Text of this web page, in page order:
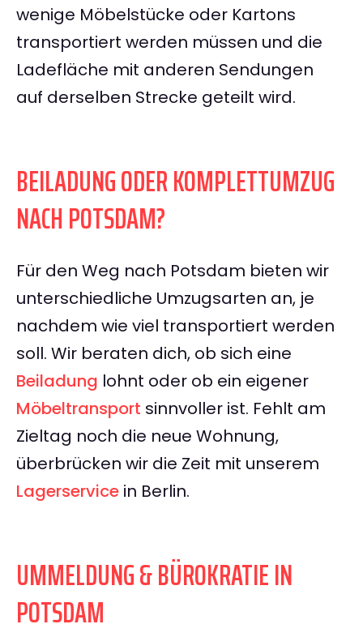
wenige Möbelstücke oder Kartons
transportiert werden müssen und die
Ladefläche mit anderen Sendungen
auf derselben Strecke geteilt wird.
BEILADUNG ODER KOMPLETTUMZUG
NACH POTSDAM?
Für den Weg nach Potsdam bieten wir
unterschiedliche Umzugsarten an, je
nachdem wie viel transportiert werden
soll. Wir beraten dich, ob sich eine
Beiladung lohnt oder ob ein eigener
Möbeltransport sinnvoller ist. Fehlt am
Zieltag noch die neue Wohnung,
überbrücken wir die Zeit mit unserem
Lagerservice in Berlin.
UMMELDUNG & BÜROKRATIE IN
POTSDAM